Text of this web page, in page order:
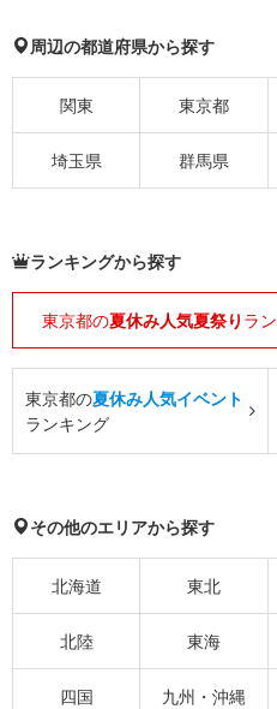
周辺の都道府県から探す
関東 東京都
埼玉県 群馬県
ランキングから探す
東京都の夏休み人気夏祭り ラ
東京都の夏休み人気イベント
ランキング
その他のエリアから探す
北海道 東北
北陸 東海
四国 九州・沖縄